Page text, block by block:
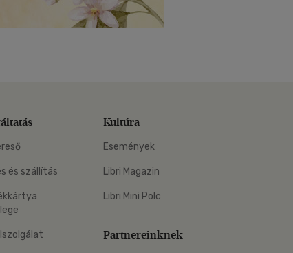
és szállítás
Kultúra
Események
Libri Magazin
Libri Mini Polc
Partnereinknek